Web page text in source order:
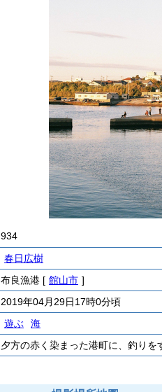
934
春日広樹
布良漁港 [ 館山市 ]
2019年04月29日17時0分頃
遊ぶ
海
夕方の赤く染まった港町に、釣りを